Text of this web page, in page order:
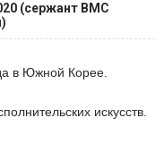
(сержант ВМС
в Южной Корее.
искусств.